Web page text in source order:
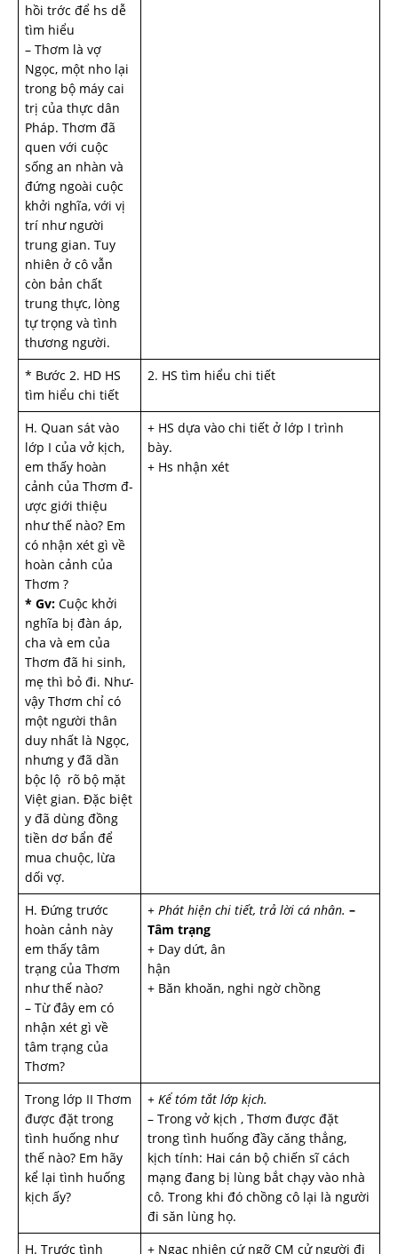
hồi tr­ớc để hs dễ
tìm hiểu
– Thơm là vợ
Ngọc, một nho lại
trong bộ máy cai
trị của thực dân
Pháp. Thơm đã
quen với cuộc
sống an nhàn và
đứng ngoài cuộc
khởi nghĩa, với vị
trí như­ ng­ười
trung gian. Tuy
nhiên ở cô vẫn
còn bản chất
trung thực, lòng
tự trọng và tình
th­ương ng­ười.
* Bước 2. HD HS
tìm hiểu chi tiết
2. HS tìm hiểu chi tiết
H. Quan sát vào
lớp I của vở kịch,
em thấy hoàn
cảnh của Thơm đ­
ược giới thiệu
như­ thế nào? Em
có nhận xét gì về
hoàn cảnh của
Thơm ?
* Gv: Cuộc khởi
nghĩa bị đàn áp,
cha và em của
Thơm đã hi sinh,
mẹ thì bỏ đi. Như­
vậy Thơm chỉ có
một ngư­ời thân
duy nhất là Ngọc,
nh­ưng y đã dần
bộc lộ rõ bộ mặt
Việt gian. Đặc biệt
y đã dùng đồng
tiền dơ bẩn để
mua chuộc, lừa
dối vợ.
+ HS dựa vào chi tiết ở lớp I trình
bày.
+ Hs nhận xét
H. Đứng tr­ước
hoàn cảnh này
em thấy tâm
trạng của Thơm
như­ thế nào?
– Từ đây em có
nhận xét gì về
tâm trạng của
Thơm?
+ Phát hiện chi tiết, trả lời cá nhân. –
Tâm trạng
+ Day dứt, ân
hận
+ Băn khoăn, nghi ngờ chồng
Trong lớp II Thơm
được đặt trong
tình huống như
thế nào? Em hãy
kể lại tình huống
kịch ấy?
+ Kể tóm tắt lớp kịch.
– Trong vở kịch , Thơm được đặt
trong tình huống đầy căng thẳng,
kịch tính: Hai cán bộ chiến sĩ cách
mạng đang bị lùng bắt chạy vào nhà
cô. Trong khi đó chồng cô lại là người
đi săn lùng họ.
H. Trước tình
+ Ngạc nhiên cứ ngỡ CM cử người đi